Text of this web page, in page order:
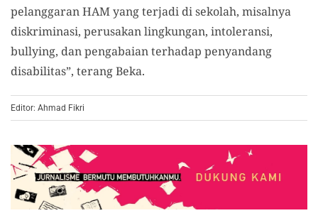
pelanggaran HAM yang terjadi di sekolah, misalnya
diskriminasi, perusakan lingkungan, intoleransi,
bullying, dan pengabaian terhadap penyandang
disabilitas”, terang Beka.
Editor: Ahmad Fikri